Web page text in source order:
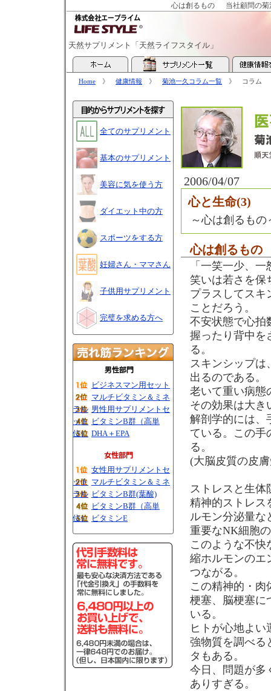
心は創るもの 当社顧問の
天然サプリメント「天然ライフスタイル」
Home 》 健康情報 》 菊池一久コラム一覧 》 コラム
2006/04/07
心と生命(3)
～心は創るもの
心は創るもの
「一笑一少、
笑いは若さを保
プラスしてスキ
ことだろう。
不安状態で心拍
握ったり背中を
る。
スキンシップは
出るのである。
老いて重い病態
その効果は大き
解剖学的には、
ている。この手
る。
(大脳皮質の皮
ストレスと生体
精神的ストレス
ルモン分泌量な
重要なNK細胞
このような不快
縮ホルモンのエ
つながる。
この精神的・肉
梗塞、脳梗塞に
いる。
ヒトが心地よい
強物質を調べる
タもある。
今日、問題が多
ありすぎる。
全てのサプリメント
基本のサプリメント
美容に気を使う方
ダイエット中の方
スポーツをする方
妊婦さん・ママさん
子供用サプリメント
完璧を求める方へ
ビジネスマン用セット
マルチビタミン＆ミネ
ラル 男性用サプリメントセ
ット ビタミンB群（高単
位） DHA＋EPA
女性用サプリメントセ
ット マルチビタミン＆ミネ
ラル ビタミンB群(葉酸)
ビタミンB群（高単
位） ビタミンE